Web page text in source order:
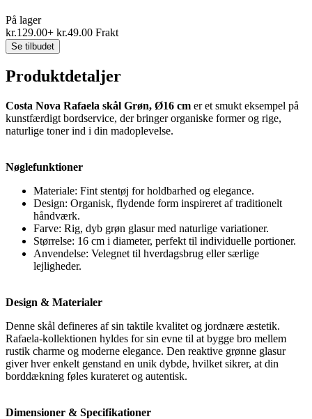
På lager
kr.129.00+ kr.49.00 Frakt
Se tilbudet
Produktdetaljer
Costa Nova Rafaela skål Grøn, Ø16 cm er et smukt eksempel på
kunstfærdigt bordservice, der bringer organiske former og rige,
naturlige toner ind i din madoplevelse.
Nøglefunktioner
Materiale: Fint stentøj for holdbarhed og elegance.
Design: Organisk, flydende form inspireret af traditionelt
håndværk.
Farve: Rig, dyb grøn glasur med naturlige variationer.
Størrelse: 16 cm i diameter, perfekt til individuelle portioner.
Anvendelse: Velegnet til hverdagsbrug eller særlige
lejligheder.
Design & Materialer
Denne skål defineres af sin taktile kvalitet og jordnære æstetik.
Rafaela-kollektionen hyldes for sin evne til at bygge bro mellem
rustik charme og moderne elegance. Den reaktive grønne glasur
giver hver enkelt genstand en unik dybde, hvilket sikrer, at din
borddækning føles kurateret og autentisk.
Dimensioner & Specifikationer